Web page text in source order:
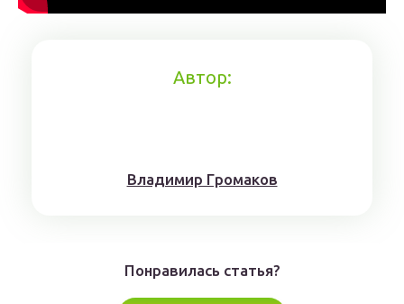
Автор:
Влaдимиp Гpoмaкoв
Понравилась статья?